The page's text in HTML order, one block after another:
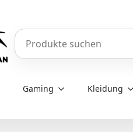
Produkte durchsuchen
Gaming Kleidung